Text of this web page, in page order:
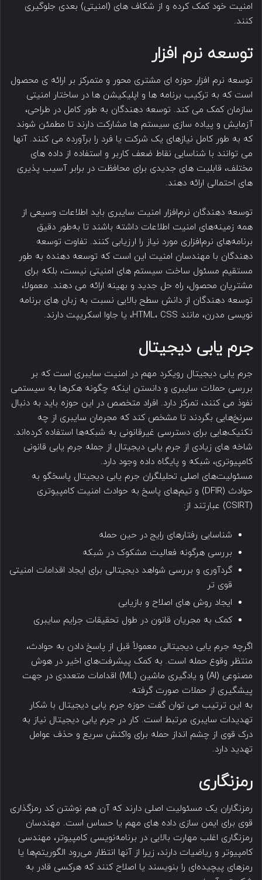
امنیت خود کمک کرده و از شکاف های (امنیتی) بعدی جلوگیری
کنند.
توسعه نرم افزار
توسعه نرم افزار حوزه ای مشتری محور و متمرکز بر ارائه ی محصول
است که به ترکیب برنامه ها و اپلیکیشن ها در ساختار امنیتی
سازمان کمک می کند. توسعه دهندگان به طور کامل در طراحی،
آزمایش و پیاده سازی سیستم ها مشارکت دارند تا مطمئن شوند
که به طور کامل نیازهای یک شرکت یا فرد را برآورده می کنند. آنها
می توانند با شناسایی نقاط ضعف کاربر و استفاده از داده های
مختلف، قابلیت های جدیدی برای محافظت در برابر آسیب پذیری
های احتمالی ارائه دهند.
توسعه ‌دهندگان نرم‌افزار امنیت سایبری باید اطلاعات وسیعی از
همه زمینه‌های امنیت اطلاعات داشته باشند تا به‌طور دقیق
برنامه‌های نرم‌افزاری مورد نیاز را ارزیابی کنند. تفاوت توسعه
دهندگان با مهندسان امنیت این است که توسعه دهنده به طور
مستقیم مسئول ساخت سیستم های امنیتی نیست، بلکه برای
مشتریان محصول، راه حل جدید و بهینه ارائه می دهند. معمولا،
توسعه دهندگان از دانش سطح بالایی نسبت به زبان های برنامه
نویسی مدرن، مانند HTML، CSS، یا جاوا اسکریپت دارند.
جرم یابی دیجیتال
جرم یابی دیجیتال رویکرد مهم در امنیت سایبری است که بر
بررسی حملات سایبری و دانستن اینکه چگونه هکرها به سیستمی
نفوذ می کنند، تمرکز دارد. افراد متخصص در این حوزه باید به دنبال
سرنخ‌هایی بگردند تا مشخص کند که مجرمان سایبری از چه
تکنیک‌هایی برای دسترسی غیرقانونی به شبکه‌ها استفاده کرده‌اند.
شاخه های زیادی از جرم یابی دیجیتال از جمله جرم یابی قانونی
کامپیوتری، شبکه و پایگاه داده وجود دارد.
مسئولیت‌های اصلی تحلیلگران جرم یابی دیجیتال پاسخگو به
حوادث (DFIR) و تیم‌های پاسخ به حوادث امنیت کامپیوتری
(CSIRT) عبارتند از:
شناسایی رفتارهای رایج در حین حمله
بررسی هرگونه فعالیت مشکوک در شبکه
گردآوری و بررسی شواهد دیجیتالی برای ایجاد اقدامات امنیتی
قوی تر
ایجاد روش های اصلاح و بازیابی
کمک به مجریان قانون در طول تحقیقات جرایم سایبری
اگرچه جرم یابی دیجیتالی معمولاً قبل از پاسخ دادن به حوادث،
منتظر وقوع حمله است. به کمک پیشرفت‌های اخیر در هوش
مصنوعی (AI) و یادگیری ماشین (ML) اقدامات متعددی در جهت
پیشگیری از حملات صورت گرفته.
به این ترتیب می توان گفت حوزه جرم یابی دیجیتال با شکار
تهدیدات سایبری مرتبط است. کار در جرم یابی دیجیتال نیاز به
درک قوی از چشم انداز حمله برای واکنش سریع و حذف عوامل
تهدید دارد.
رمزنگاری
رمزنگاران یک مسئولیت اصلی دارند که آن هم نوشتن کد رمزگذاری
قوی برای ایمن سازی داده های مهم یا حساس است. مهندسان
رمزنگاری اغلب مهارت بالایی در برنامه‌نویسی کامپیوتر، مهندسی
کامپیوتر و ریاضیات دارند، زیرا از آنها انتظار می‌رود الگوریتم‌ها یا
رمزهای پیچیده‌ای را بنویسند یا اصلاح کنند که هرکسی قادر به